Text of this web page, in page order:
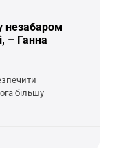
незабаром
– Ганна
більшу